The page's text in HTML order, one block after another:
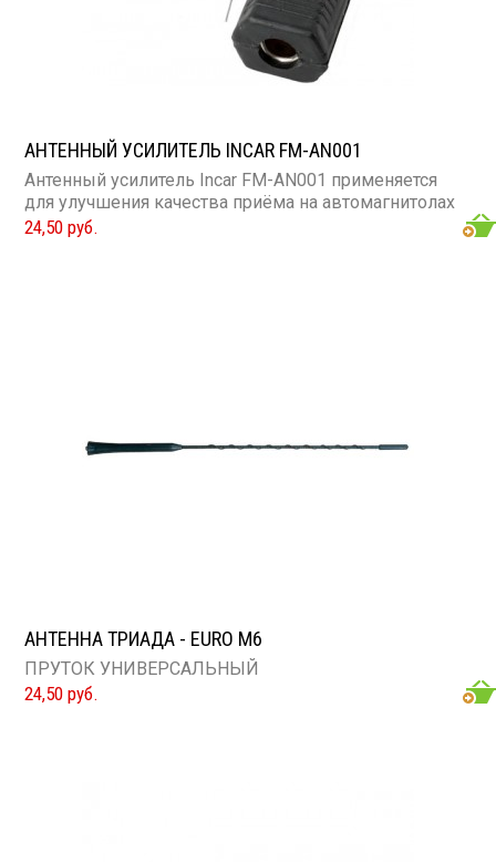
АНТЕННЫЙ УСИЛИТЕЛЬ INCAR FM-AN001
Антенный усилитель Incar FM-AN001 применяется
для улучшения качества приёма на автомагнитолах
24,50 руб.
АНТЕННА ТРИАДА - EURO М6
ПРУТОК УНИВЕРСАЛЬНЫЙ
24,50 руб.